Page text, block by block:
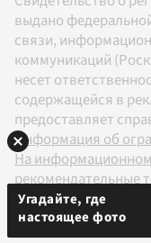
выдано
связи,
коммуникаций
несет
содержащейся в
предоставляет
Информация об
На
рекомендательные
Правилами
Угадайте, где
настоящее фото